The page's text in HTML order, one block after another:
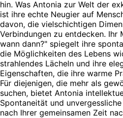
hin. Was Antonia zur Welt der
ist ihre echte Neugier auf
davon, die vielschichtigen
Verbindungen zu entdecken. Ihr
wann dann?" spiegelt ihre
die Möglichkeiten des Lebens
strahlendes Lächeln und ihre
Eigenschaften, die ihre warme
Für diejenigen, die mehr als
suchen, bietet Antonia
Spontaneität und
nach Ihrer gemeinsamen Zeit